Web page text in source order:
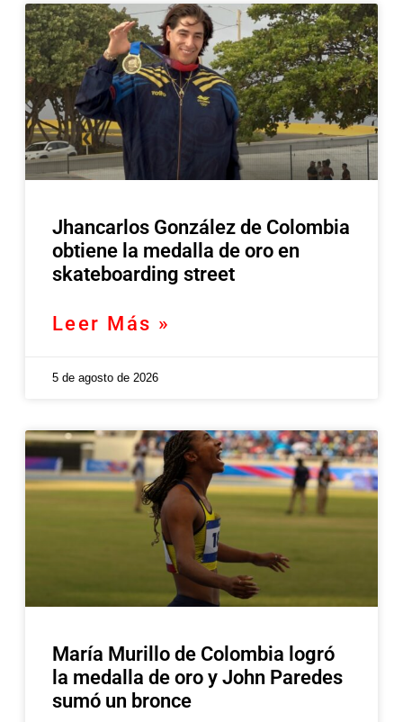
Jhancarlos González de Colombia
obtiene la medalla de oro en
skateboarding street
Leer Más »
5 de agosto de 2026
María Murillo de Colombia logró
la medalla de oro y John Paredes
sumó un bronce